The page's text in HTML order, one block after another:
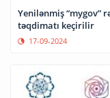
Yenilənmiş “mygov”
təqdimatı keçirilir
17-09-2024